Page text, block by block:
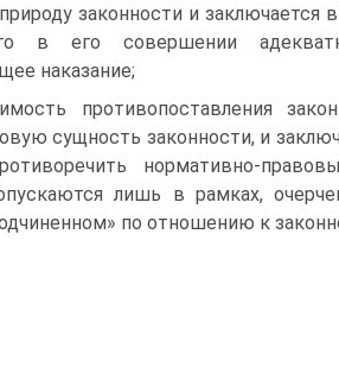
законности и заключается
в его совершении
наказание;
противопоставления
сущность законности, и
нормативно-
лишь в рамках,
по отношению к